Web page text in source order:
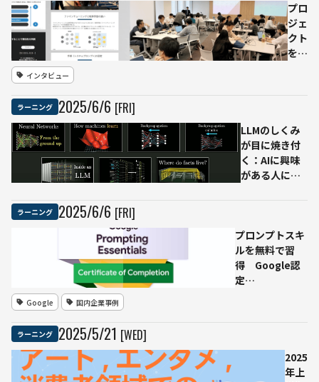
──生
成AI活
用の真
価を引
ニアリ
ングと
は何
か？
プロ
ジェ
クト
を動
る
か
パナ
ソニ
AI活
用の
実装
インタビュー
ラーニング 2025/6/6 [FRI]
LLMのしくみ
が目に焼き付
く：AIに興味
がある人に絶
ダイジェスト
動画を一気に
チェック
ラーニング 2025/6/6 [FRI]
プロンプトスキ
ルを無料で習
得 Google認
定
ムが1万人に提
Google 国内企業事例
ラーニング 2025/5/21 [WED]
2025
年上